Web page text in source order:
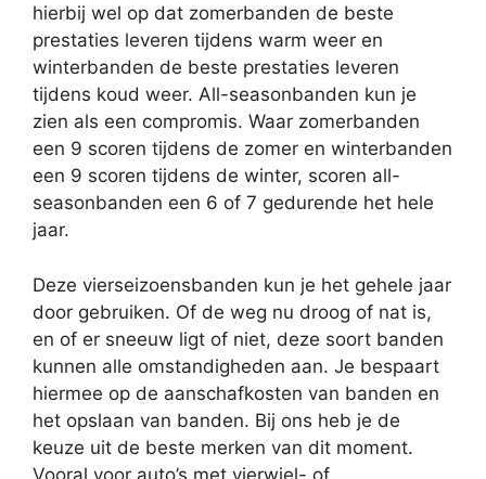
hierbij wel op dat zomerbanden de beste
prestaties leveren tijdens warm weer en
winterbanden de beste prestaties leveren
tijdens koud weer. All-seasonbanden kun je
zien als een compromis. Waar zomerbanden
een 9 scoren tijdens de zomer en winterbanden
een 9 scoren tijdens de winter, scoren all-
seasonbanden een 6 of 7 gedurende het hele
jaar.
Deze vierseizoensbanden kun je het gehele jaar
door gebruiken. Of de weg nu droog of nat is,
en of er sneeuw ligt of niet, deze soort banden
kunnen alle omstandigheden aan. Je bespaart
hiermee op de aanschafkosten van banden en
het opslaan van banden. Bij ons heb je de
keuze uit de beste merken van dit moment.
Vooral voor auto’s met vierwiel- of